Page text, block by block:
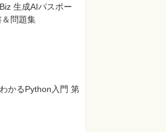
生成AIパスポー
＆問題集
かるPython入門 第